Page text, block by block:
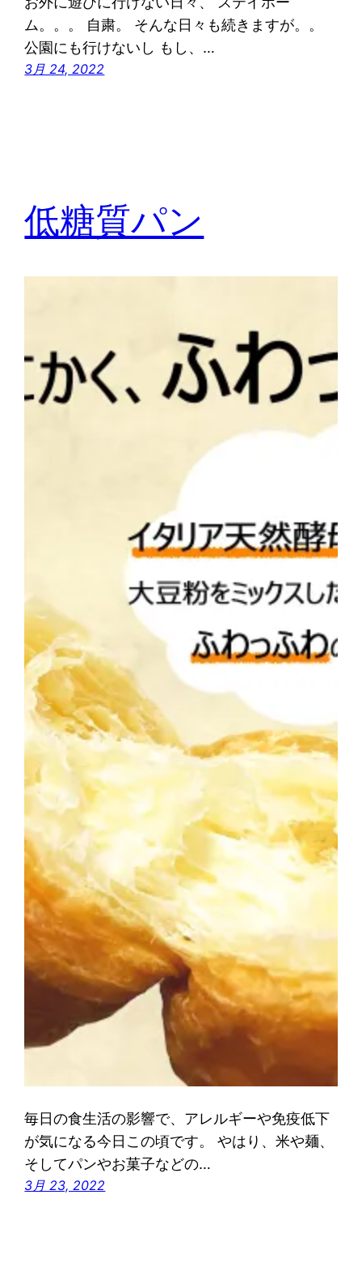
ム。。。 自粛。 そんな日々も続きますが。。
公園にも行けないし もし、…
3月 24, 2022
低糖質パン
毎日の食生活の影響で、アレルギーや免疫低下
が気になる今日この頃です。 やはり、米や麺、
そしてパンやお菓子などの…
3月 23, 2022